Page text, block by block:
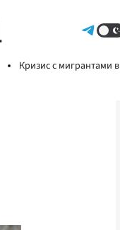
Кризис с мигрантами